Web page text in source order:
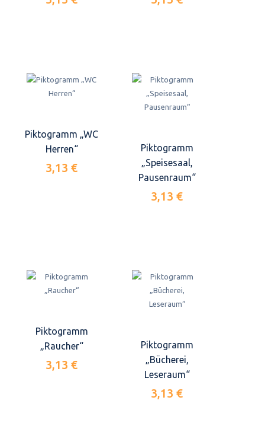
Piktogramm „WC
Herren“
3,13 €
Piktogramm
„Speisesaal,
Pausenraum“
3,13 €
Piktogramm
„Raucher“
3,13 €
Piktogramm
„Bücherei,
Leseraum“
3,13 €